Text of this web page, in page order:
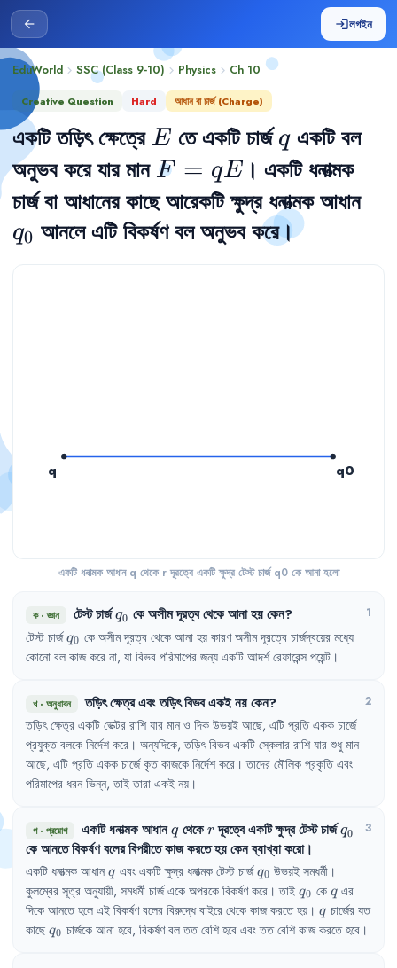
arrow_back loginলগইন
EduWorld chevron_right SSC (Class 9-10) chevron_right Physics chevron_right Ch 10
Creative Question Hard আধান বা চার্জ (Charge)
একটি তড়িৎ ক্ষেত্রে E
E তে একটি চার্জ q
q একটি বল
অনুভব করে যার মান F=qE
F = qE । একটি ধনাত্মক
চার্জ বা আধানের কাছে আরেকটি ক্ষুদ্র ধনাত্মক আধান
q0 আনলে এটি বিকর্ষণ বল অনুভব করে।
q q0
একটি ধনাত্মক আধান q থেকে r দূরত্বে একটি ক্ষুদ্র টেস্ট চার্জ q0 কে আনা হলো
ক·জ্ঞান টেস্ট চার্জq_0
q0 কে অসীম দূরত্ব থেকে আনা হয় কেন? 1
টেস্ট চার্জ q_0
q0 কে অসীম দূরত্ব থেকে আনা হয় কারণ অসীম দূরত্বে চার্জদ্বয়ের মধ্যে
কোনো বল কাজ করে না, যা বিভব পরিমাপের জন্য একটি আদর্শ রেফারেন্স পয়েন্ট।
খ· অনুধাবন তড়িৎক্ষেত্রএবংতড়িৎবিভবএকইনয়কেন? 2
তড়িৎ ক্ষেত্র একটি ভেক্টর রাশি যার মান ও দিক উভয়ই আছে, এটি প্রতি একক চার্জে
প্রযুক্ত বলকে নির্দেশ করে । অন্যদিকে, তড়িৎ বিভব একটি স্কেলার রাশি যার শুধু মান
আছে, এটি প্রতি একক চার্জে কৃত কাজকে নির্দেশ করে । তাদের মৌলিক প্রকৃতি এবং
পরিমাপের ধরন ভিন্ন, তাই তারা একই নয় ।
গ· প্রয়োগ একটি ধনাত্মক আধানq
qথেকেr
rদূরত্বে একটি ক্ষুদ্র টেস্ট চার্জq_0
q0
কে আনতে বিকর্ষণ বলের বিপরীতে কাজ করতে হয় কেন ব্যাখ্যা করো।
3
একটি ধনাত্মক আধান q
q এবং একটি ক্ষুদ্র ধনাত্মক টেস্ট চার্জ q_0
q0 উভয়ই সমধর্মী।
কুলম্বের সূত্র অনুযায়ী, সমধর্মী চার্জ একে অপরকে বিকর্ষণ করে। তাই q_0
q0 কে q
q এর
দিকে আনতে হলে এই বিকর্ষণ বলের বিরুদ্ধে বাইরে থেকে কাজ করতে হয়। q
q চার্জের যত
কাছে q_0
q0 চার্জকে আনা হবে, বিকর্ষণ বল তত বেশি হবে এবং তত বেশি কাজ করতে হবে।